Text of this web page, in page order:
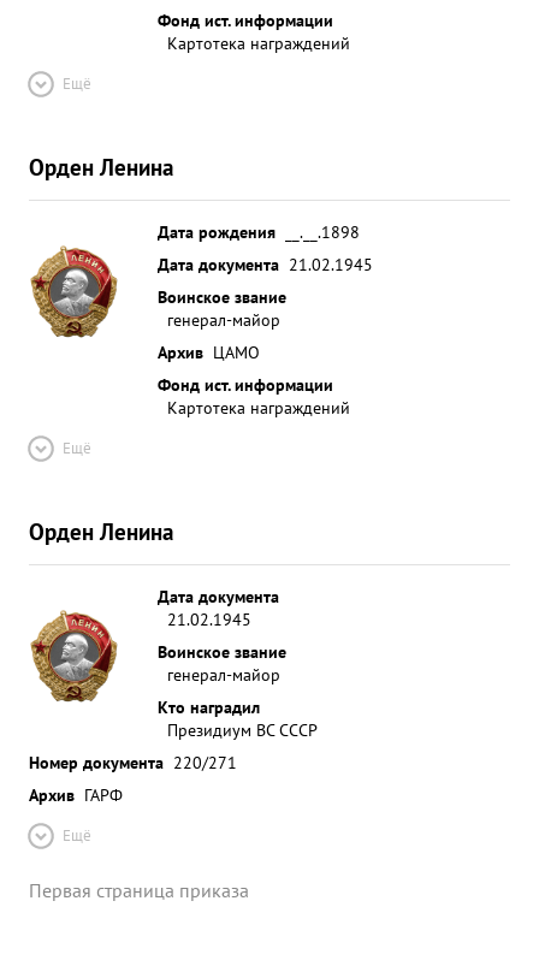
Фонд ист. информации
Картотека награждений
Ещё
Орден Ленина
Дата рождения
__.__.1898
Дата документа 21.02.1945
Воинское звание
генерал-майор
Архив ЦАМО
Фонд ист. информации
Картотека награждений
Ещё
Орден Ленина
Дата документа
21.02.1945
Воинское звание
генерал-майор
Кто наградил
Президиум ВС СССР
Номер документа 220/271
Архив ГАРФ
Ещё
Первая страница приказа